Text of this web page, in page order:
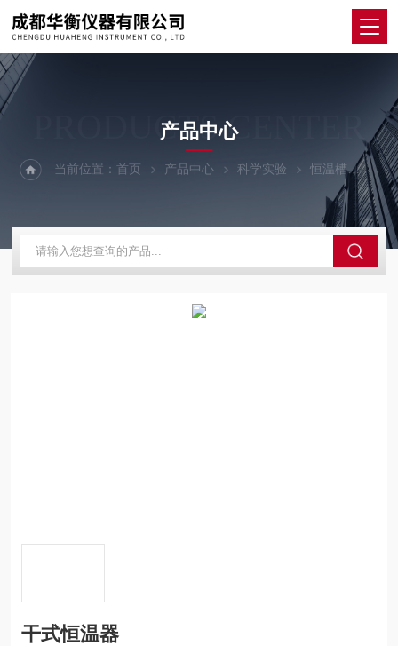
PRODUCTS CENTER
产品中心
当前位置：首页 产品中心 科学实验 恒温槽
干式恒温器